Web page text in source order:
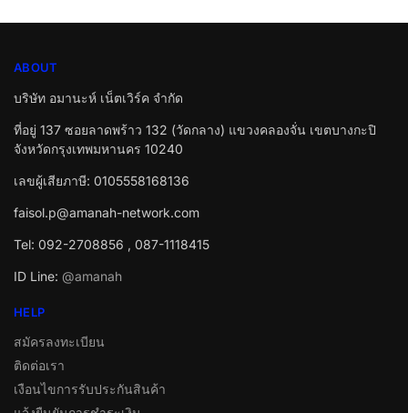
ABOUT
บริษัท อมานะห์ เน็ตเวิร์ค จำกัด
ที่อยู่ 137 ซอยลาดพร้าว 132 (วัดกลาง) แขวงคลองจั่น เขตบางกะปิ
จังหวัดกรุงเทพมหานคร 10240
เลขผู้เสียภาษี: 0105558168136
faisol.p@amanah-network.com
Tel: 092-2708856 , 087-1118415
ID Line: @amanah
HELP
สมัครลงทะเบียน
ติดต่อเรา
เงือนไขการรับประกันสินค้า